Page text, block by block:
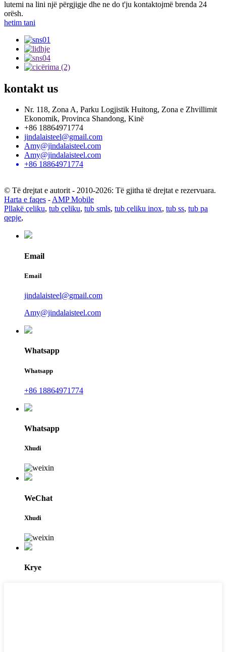
lutemi na lini një përgjigje dhe ne do t'ju kontaktojmë brenda 24
orësh.
hetim tani
kontakt us
Nr. 118, Zona A, Parku Logjistik Huitong, Zona e Zhvillimit
Ekonomik, Provinca Shandong, Kinë
+86 18864971774
jindalaisteel@gmail.com
Amy@jindalaisteel.com
Amy@jindalaisteel.com
+86 18864971774
© Të drejtat e autorit - 2010-2026: Të gjitha të drejtat e rezervuara.
Harta e faqes -AMP Mobile
Pllakë çeliku, tub çeliku, tub smls, tub çeliku inox, tub ss, tub pa
qepje,
Email
Email
jindalaisteel@gmail.com
Amy@jindalaisteel.com
Whatsapp
Whatsapp
+86 18864971774
Whatsapp
Xhudi
WeChat
Xhudi
Krye